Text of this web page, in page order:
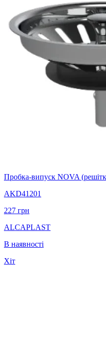
Пробка-випуск NOVA
AKD41201
227 грн
ALCAPLAST
В наявності
Хіт